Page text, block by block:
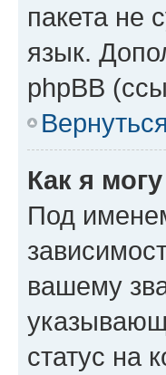
пакета не
язык.
phpBB
Как я
Под
вашему
статус на